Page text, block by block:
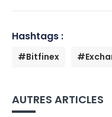
Hashtags :
#Bitfinex
AUTRES ARTICLES